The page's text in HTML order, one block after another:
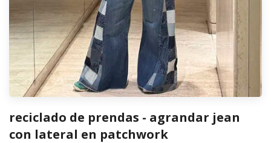
reciclado de prendas - agrandar jean
con lateral en patchwork